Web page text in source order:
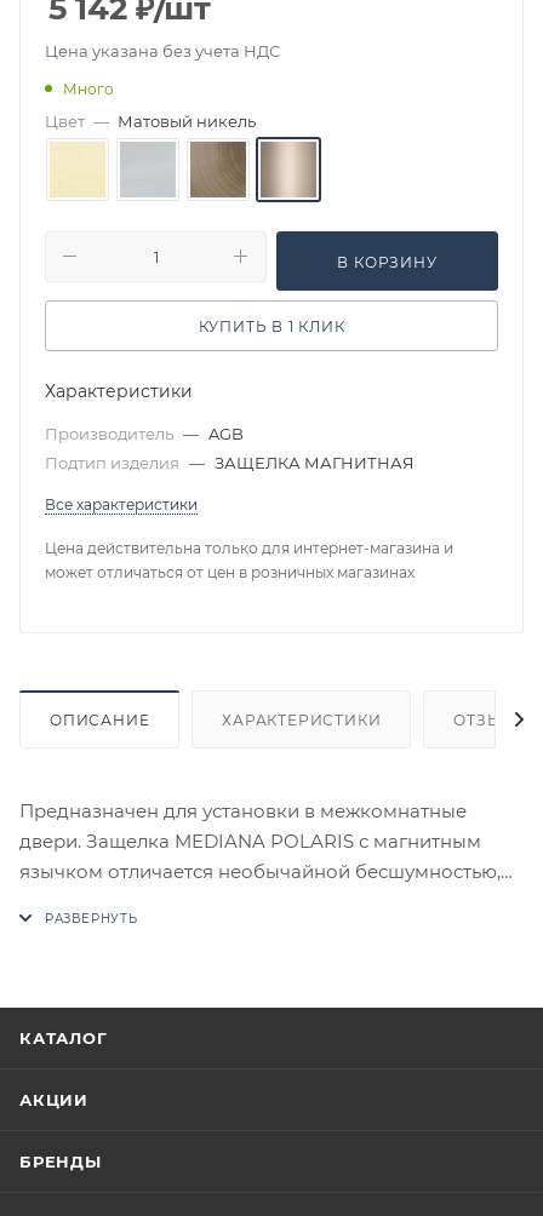
5 142 ₽/шт
Цена указана без учета НДС
Много
Цвет — Матовый никель
В КОРЗИНУ
КУПИТЬ В 1 КЛИК
Характеристики
Производитель — AGB
Подтип изделия — ЗАЩЕЛКА МАГНИТНАЯ
Все характеристики
Цена действительна только для интернет-магазина и
может отличаться от цен в розничных магазинах
ОПИСАНИЕ ХАРАКТЕРИСТИКИ ОТЗЫВЫ
Предназначен для установки в межкомнатные
двери. Защелка MEDIANA POLARIS с магнитным
язычком отличается необычайной бесшумностью,
мм. Межосевое расстояние 85 мм. Лицевая планка -
нет. Нетто 413 г.
КАТАЛОГ
АКЦИИ
БРЕНДЫ